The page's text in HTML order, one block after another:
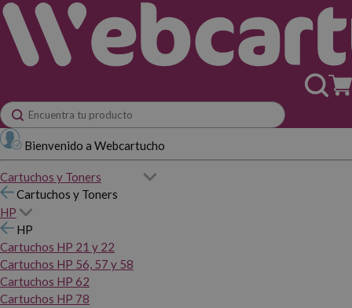
Bienvenido a Webcartucho
Cartuchos y Toners
Cartuchos y Toners
HP
HP
Cartuchos HP 21 y 22
Cartuchos HP 56, 57 y 58
Cartuchos HP 62
Cartuchos HP 78